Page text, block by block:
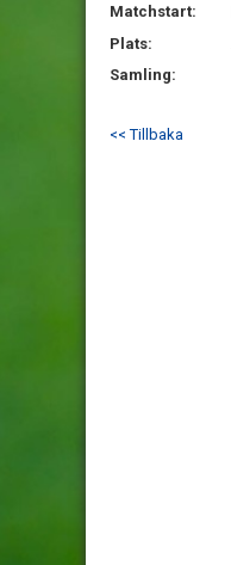
Matchstart:
Plats:
Samling:
<< Tillbaka